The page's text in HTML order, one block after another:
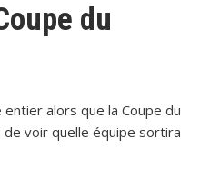
du
alors que la Coupe du
voir quelle équipe sortira